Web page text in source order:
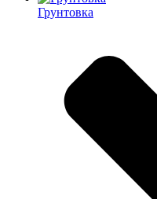
Грунтовка